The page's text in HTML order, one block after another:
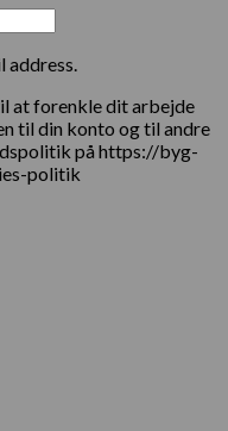
address.
at forenkle dit arbejde
til din konto og til andre
på https://byg-
politik